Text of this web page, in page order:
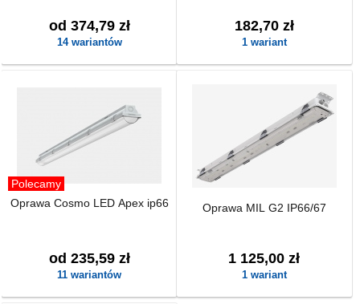
od 374,79 zł
14 wariantów
182,70 zł
1 wariant
Polecamy
Oprawa Cosmo LED Apex ip66
od 235,59 zł
11 wariantów
Oprawa MIL G2 IP66/67
1 125,00 zł
1 wariant